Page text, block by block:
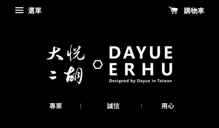
選單 購物車